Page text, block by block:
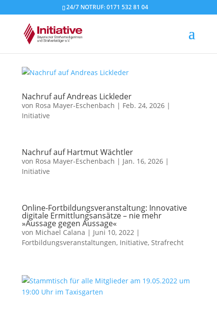
24/7 NOTRUF: 0171 532 81 04
Nachruf auf Andreas Lickleder
von Rosa Mayer-Eschenbach | Feb. 24, 2026|
Initiative
Nachruf auf Hartmut Wächtler
von Rosa Mayer-Eschenbach | Jan. 16, 2026|
Initiative
Online-Fortbildungsveranstaltung: Innovative
digitale Ermittlungsansätze – nie mehr
»Aussage gegen Aussage«
von Michael Calana | Juni 10, 2022|
Fortbildungsveranstaltungen, Initiative, Strafrecht